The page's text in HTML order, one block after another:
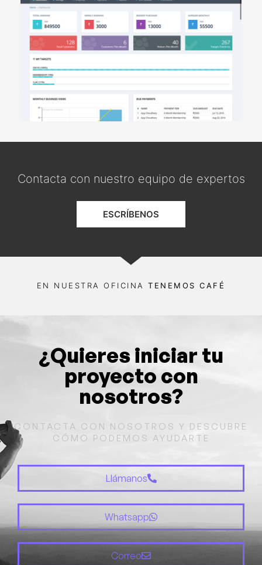
Contacta con nuestro equipo de expertos
ESCRÍBENOS
EN NUESTRA OFICINATENEMOS CAFÉ
¿Quieres iniciar tu
proyecto con
nosotros?
CONTACTA CON NOSOTROS Y DESCUBRE
CÓMO PODEMOS AYUDARTE
Llámanos
Whatsapp
Correo